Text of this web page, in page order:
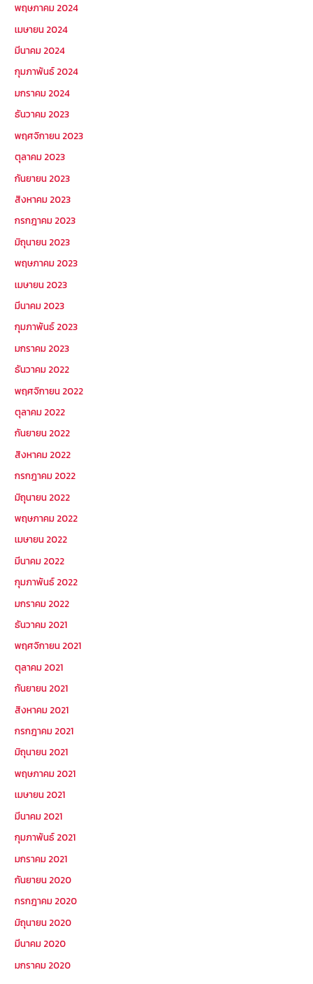
พฤษภาคม 2024
เมษายน 2024
มีนาคม 2024
กุมภาพันธ์ 2024
มกราคม 2024
ธันวาคม 2023
พฤศจิกายน 2023
ตุลาคม 2023
กันยายน 2023
สิงหาคม 2023
กรกฎาคม 2023
มิถุนายน 2023
พฤษภาคม 2023
เมษายน 2023
มีนาคม 2023
กุมภาพันธ์ 2023
มกราคม 2023
ธันวาคม 2022
พฤศจิกายน 2022
ตุลาคม 2022
กันยายน 2022
สิงหาคม 2022
กรกฎาคม 2022
มิถุนายน 2022
พฤษภาคม 2022
เมษายน 2022
มีนาคม 2022
กุมภาพันธ์ 2022
มกราคม 2022
ธันวาคม 2021
พฤศจิกายน 2021
ตุลาคม 2021
กันยายน 2021
สิงหาคม 2021
กรกฎาคม 2021
มิถุนายน 2021
พฤษภาคม 2021
เมษายน 2021
มีนาคม 2021
กุมภาพันธ์ 2021
มกราคม 2021
กันยายน 2020
กรกฎาคม 2020
มิถุนายน 2020
มีนาคม 2020
มกราคม 2020